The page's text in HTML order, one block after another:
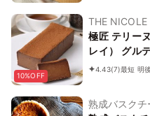
10%OFF
THE NICOLE
極匠 テリー
レイ） グル
4.43(7)最短 明
熟成バスクチ